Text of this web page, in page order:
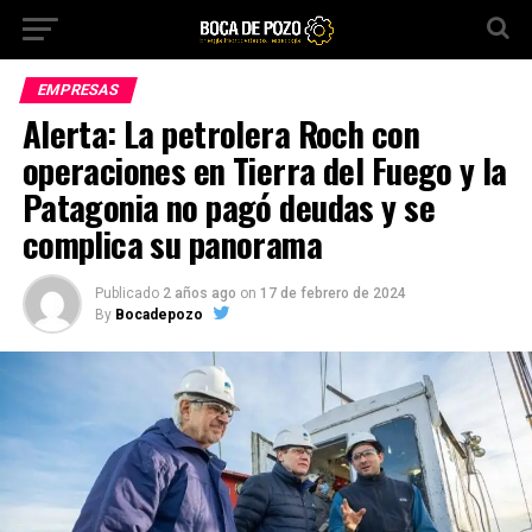
EMPRESAS
Alerta: La petrolera Roch con
operaciones en Tierra del Fuego y la
Patagonia no pagó deudas y se
complica su panorama
Publicado 2 años ago on 17 de febrero de 2024
By Bocadepozo